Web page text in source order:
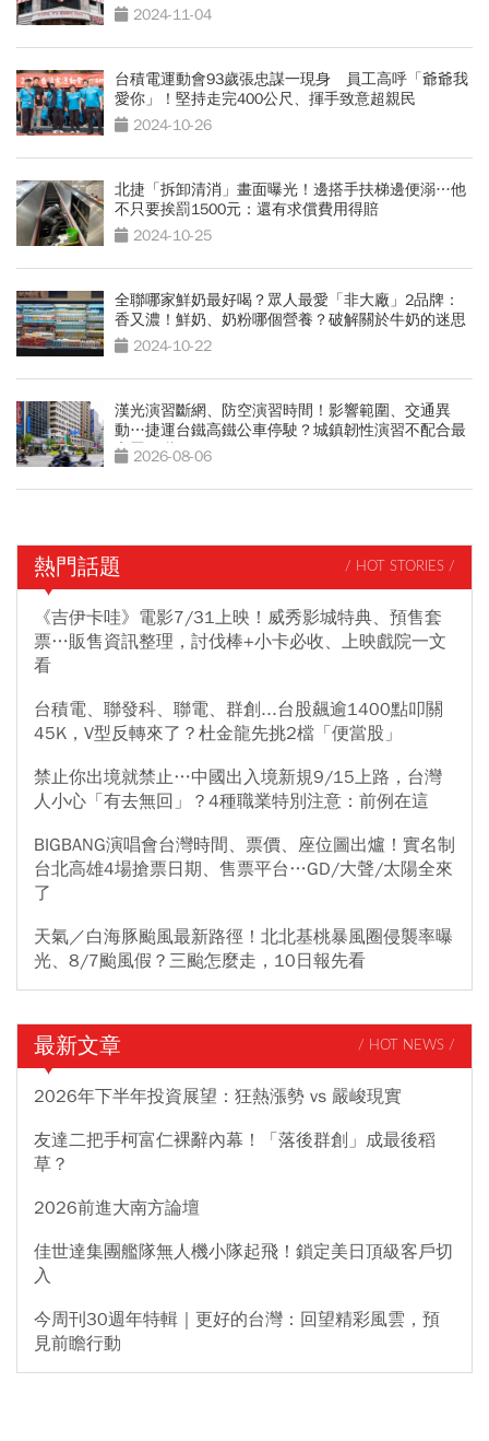
2024-11-04
台積電運動會93歲張忠謀一現身 員工高呼「爺爺我
愛你」！堅持走完400公尺、揮手致意超親民
2024-10-26
北捷「拆卸清消」畫面曝光！邊搭手扶梯邊便溺…他
不只要挨罰1500元：還有求償費用得賠
2024-10-25
全聯哪家鮮奶最好喝？眾人最愛「非大廠」2品牌：
香又濃！鮮奶、奶粉哪個營養？破解關於牛奶的迷思
2024-10-22
漢光演習斷網、防空演習時間！影響範圍、交通異
動…捷運台鐵高鐵公車停駛？城鎮韌性演習不配合最
高罰15萬
2026-08-06
熱門話題 / HOT STORIES /
《吉伊卡哇》電影7/31上映！威秀影城特典、預售套
票…販售資訊整理，討伐棒+小卡必收、上映戲院一文
看
台積電、聯發科、聯電、群創...台股飆逾1400點叩關
45K，V型反轉來了？杜金龍先挑2檔「便當股」
禁止你出境就禁止…中國出入境新規9/15上路，台灣
人小心「有去無回」？4種職業特別注意：前例在這
BIGBANG演唱會台灣時間、票價、座位圖出爐！實名制
台北高雄4場搶票日期、售票平台…GD/大聲/太陽全來
了
天氣／白海豚颱風最新路徑！北北基桃暴風圈侵襲率曝
光、8/7颱風假？三颱怎麼走，10日報先看
最新文章 / HOT NEWS /
2026年下半年投資展望：狂熱漲勢 vs 嚴峻現實
友達二把手柯富仁裸辭內幕！「落後群創」成最後稻
草？
2026前進大南方論壇
佳世達集團艦隊無人機小隊起飛！鎖定美日頂級客戶切
入
今周刊30週年特輯｜更好的台灣：回望精彩風雲，預
見前瞻行動